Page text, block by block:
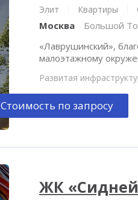
Элит Квартиры
Москва
Большой
«Лаврушинский»,
малоэтажному
Развитая
Стоимость по запросу
ЖК